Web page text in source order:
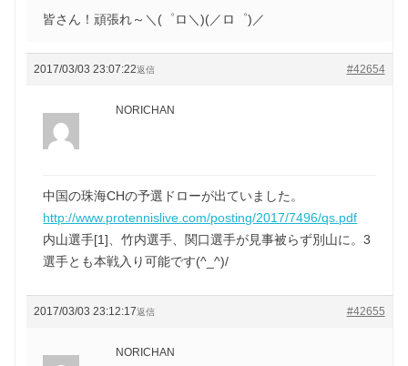
皆さん！頑張れ～＼(゜ロ＼)(／ロ゜)／
2017/03/03 23:07:22 #42654
返信
NORICHAN
中国の珠海CHの予選ドローが出ていました。
http://www.protennislive.com/posting/2017/7496/qs.pdf
内山選手[1]、竹内選手、関口選手が見事被らず別山に。3
選手とも本戦入り可能です(^_^)/
2017/03/03 23:12:17 #42655
返信
NORICHAN